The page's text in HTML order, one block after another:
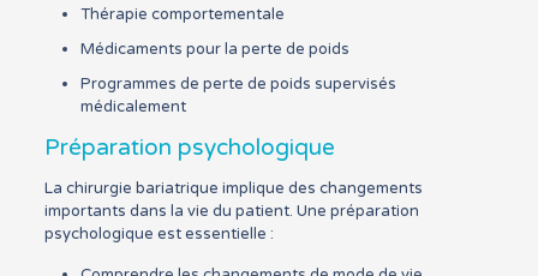
Thérapie comportementale
Médicaments pour la perte de poids
Programmes de perte de poids supervisés
médicalement
Préparation psychologique
La chirurgie bariatrique implique des changements
importants dans la vie du patient. Une préparation
psychologique est essentielle :